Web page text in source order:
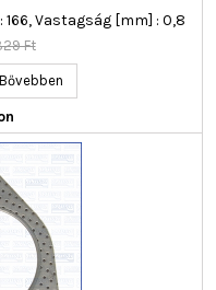
166, Vastagság [mm] : 0,8
Ft
Bővebben